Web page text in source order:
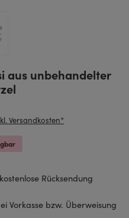
aus unbehandelter
Versandkosten*
Rücksendung
Vorkasse bzw. Überweisung